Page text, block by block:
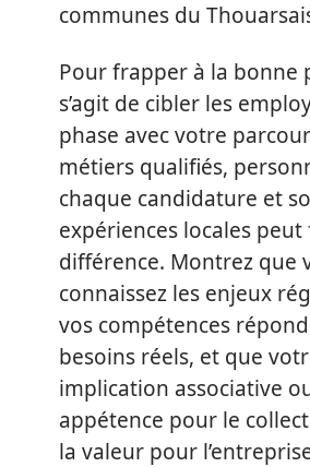
communes du
Pour frapper à la bonne
s’agit de cibler les
phase avec votre
métiers qualifiés,
chaque candidature et
expériences locales peut
différence. Montrez que
connaissez les enjeux
vos compétences
besoins réels, et que
implication associative
appétence pour le
la valeur pour